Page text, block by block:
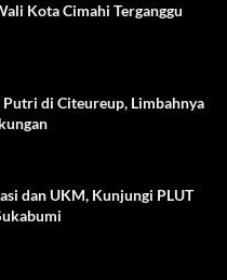
Kota Cimahi Terganggu
Putri di Citeureup, Limbahnya
dan UKM, Kunjungi PLUT